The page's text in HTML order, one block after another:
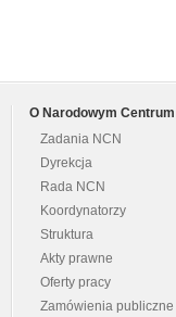
O Narodowym
Zadania NCN
Dyrekcja
Rada NCN
Koordynatorzy
Struktura
Akty prawne
Oferty pracy
Zamówienia publiczne